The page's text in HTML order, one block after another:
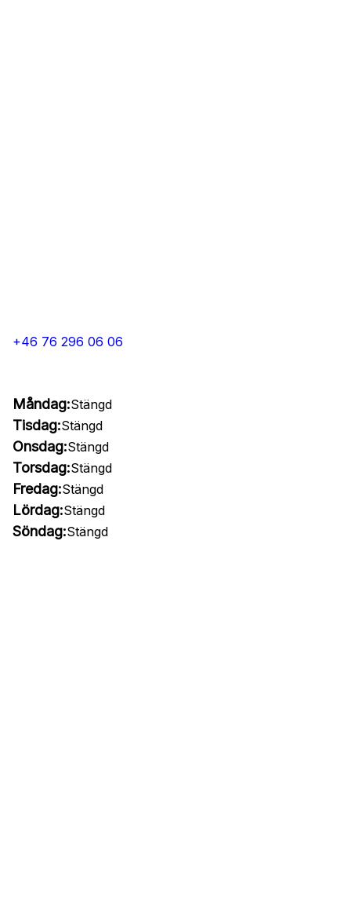
+46 76 296 06 06
Måndag:Stängd
Tisdag:Stängd
Onsdag:Stängd
Torsdag:Stängd
Fredag:Stängd
Lördag:Stängd
Söndag:Stängd